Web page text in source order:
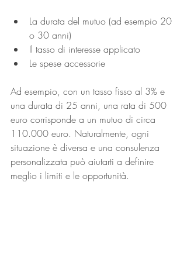
La durata del mutuo (ad esempio 20
o 30 anni)
Il tasso di interesse applicato
Le spese accessorie
Ad esempio, con un tasso fisso al 3% e
una durata di 25 anni, una rata di 500
euro corrisponde a un mutuo di circa
110.000 euro. Naturalmente, ogni
situazione è diversa e una consulenza
personalizzata può aiutarti a definire
meglio i limiti e le opportunità.